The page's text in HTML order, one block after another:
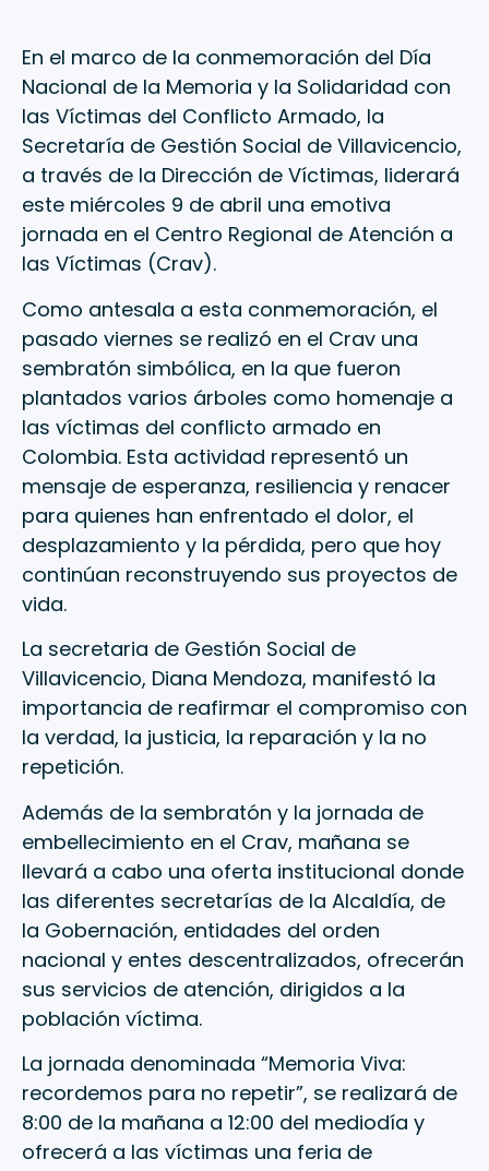
En el marco de la conmemoración del Día
Nacional de la Memoria y la Solidaridad con
las Víctimas del Conflicto Armado, la
Secretaría de Gestión Social de Villavicencio,
a través de la Dirección de Víctimas, liderará
este miércoles 9 de abril una emotiva
jornada en el Centro Regional de Atención a
las Víctimas (Crav).
Como antesala a esta conmemoración, el
pasado viernes se realizó en el Crav una
sembratón simbólica, en la que fueron
plantados varios árboles como homenaje a
las víctimas del conflicto armado en
Colombia. Esta actividad representó un
mensaje de esperanza, resiliencia y renacer
para quienes han enfrentado el dolor, el
desplazamiento y la pérdida, pero que hoy
continúan reconstruyendo sus proyectos de
vida.
La secretaria de Gestión Social de
Villavicencio, Diana Mendoza, manifestó la
importancia de reafirmar el compromiso con
la verdad, la justicia, la reparación y la no
repetición.
Además de la sembratón y la jornada de
embellecimiento en el Crav, mañana se
llevará a cabo una oferta institucional donde
las diferentes secretarías de la Alcaldía, de
la Gobernación, entidades del orden
nacional y entes descentralizados, ofrecerán
sus servicios de atención, dirigidos a la
población víctima.
La jornada denominada “Memoria Viva:
recordemos para no repetir”, se realizará de
8:00 de la mañana a 12:00 del mediodía y
ofrecerá a las víctimas una feria de